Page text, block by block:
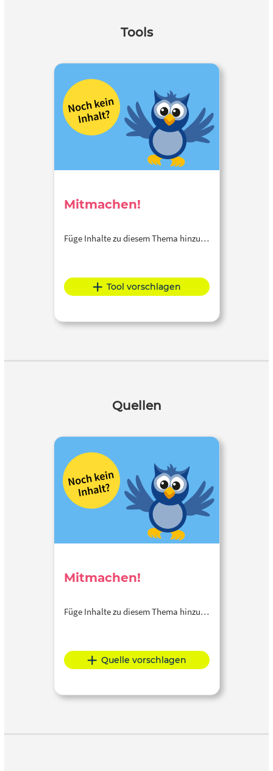
Tools
Mitmachen!
Füge Inhalte zu diesem Thema hinzu…
Tool vorschlagen
Quellen
Mitmachen!
Füge Inhalte zu diesem Thema hinzu…
Quelle vorschlagen